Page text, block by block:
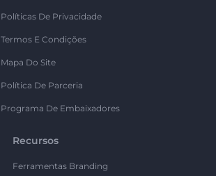
Políticas De Privacidade
Termos E Condições
Mapa Do Site
Política De Parceria
Programa De Embaixadores
Recursos
Ferramentas Branding